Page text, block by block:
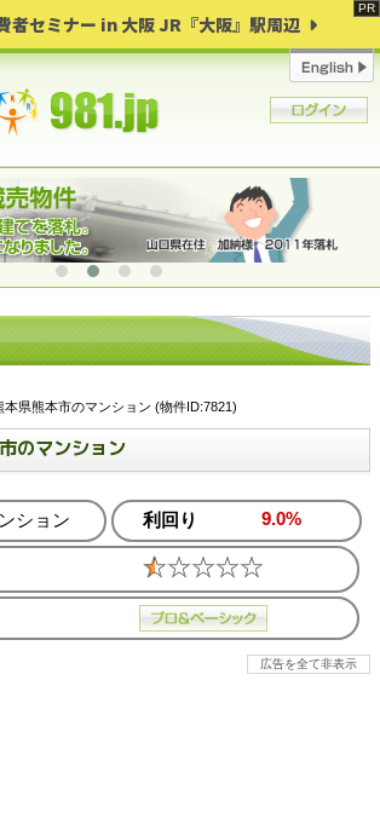
者セミナー in 大阪 JR『大阪』駅周辺
本県熊本市のマンション (物件ID:7821)
のマンション
ション 利回り 9.0%
広告を全て非表示